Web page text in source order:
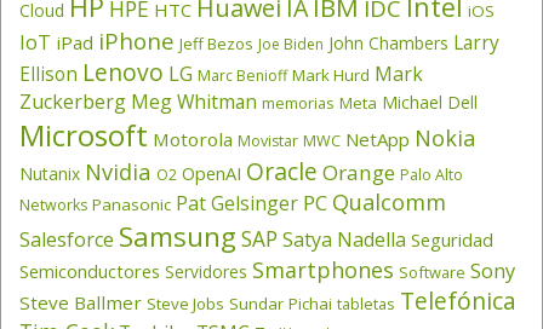
Cloud HP HPE HTC Huawei IA IBM IDC Intel iOS
IoT iPad iPhone Jeff Bezos Joe Biden John Chambers Larry
Ellison Lenovo LG Marc Benioff Mark Hurd Mark
Zuckerberg Meg Whitman memorias Meta Michael Dell
Microsoft Motorola Movistar MWC NetApp Nokia
Nutanix Nvidia O2 OpenAI Oracle Orange Palo Alto
Networks Panasonic Pat Gelsinger PC Qualcomm
Salesforce Samsung SAP Satya Nadella Seguridad
Semiconductores Servidores Smartphones Software Sony
Steve Ballmer Steve Jobs Sundar Pichai tabletas Telefónica